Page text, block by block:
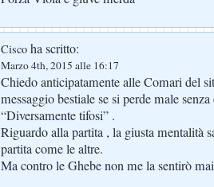
Cisco ha scritto:
Marzo 4th, 2015 alle 16:17
Chiedo anticipatamente alle Comari del
messaggio bestiale se si perde male
“Diversamente tifosi” .
Riguardo alla partita , la giusta mentalità
partita come le altre.
Ma contro le Ghebe non me la sentirò